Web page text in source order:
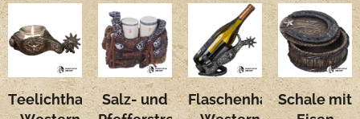
TeelichthalterSalz- und
FlaschenhalterSchale mit